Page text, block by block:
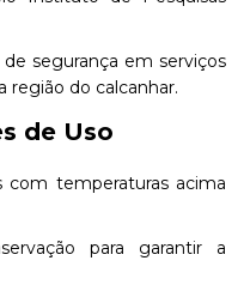
segurança em serviços
região do calcanhar.
de Uso
com temperaturas acima
para garantir a